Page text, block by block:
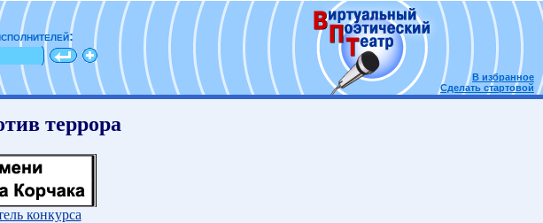
В избранное
Сделать стартовой
террора
конкурса